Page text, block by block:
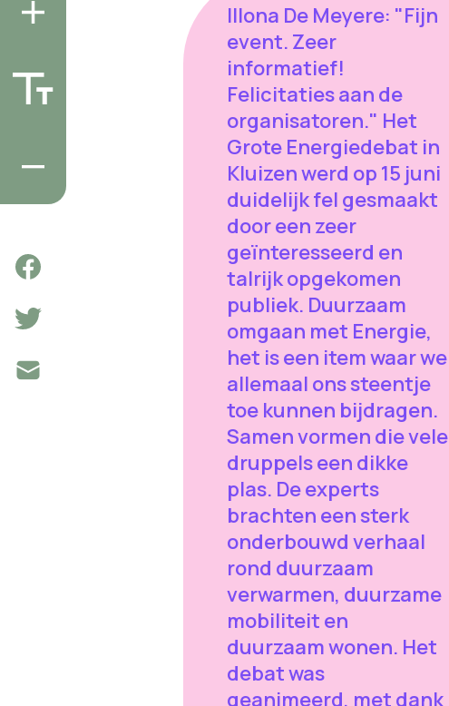
Illona De Meyere: "Fijn
event. Zeer
informatief!
Felicitaties aan de
organisatoren." Het
Grote Energiedebat in
Kluizen werd op 15 juni
duidelijk fel gesmaakt
door een zeer
geïnteresseerd en
talrijk opgekomen
publiek. Duurzaam
omgaan met Energie,
het is een item waar we
allemaal ons steentje
toe kunnen bijdragen.
Samen vormen die vele
druppels een dikke
plas. De experts
brachten een sterk
onderbouwd verhaal
rond duurzaam
verwarmen, duurzame
mobiliteit en
duurzaam wonen. Het
debat was
geanimeerd, met dank